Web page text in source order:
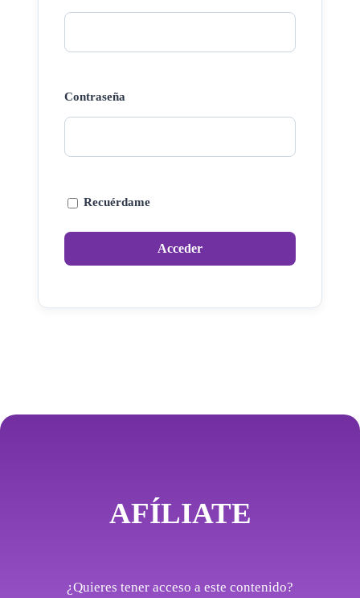
Contraseña
Recuérdame
AFÍLIATE
¿Quieres tener acceso a este contenido?